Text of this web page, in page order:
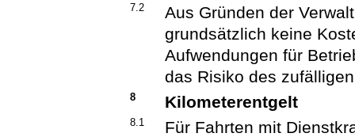
7.2
Aus Gründen der
grundsätzlich keine
Aufwendungen für
das Risiko des
8 Kilometerentgelt
8.1
Für Fahrten mit